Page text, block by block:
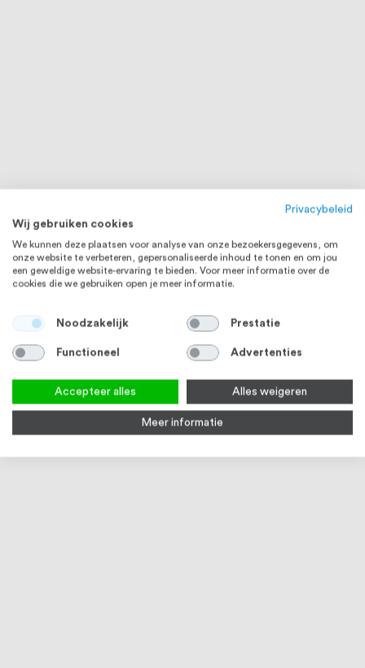
Privacybeleid
Wij gebruiken cookies
We kunnen deze plaatsen voor analyse van onze bezoekersgegevens, om
onze website te verbeteren, gepersonaliseerde inhoud te tonen en om jou
een geweldige website-ervaring te bieden. Voor meer informatie over de
cookies die we gebruiken open je meer informatie.
Noodzakelijk Prestatie
Functioneel Advertenties
Accepteer alles Alles weigeren
Meer informatie